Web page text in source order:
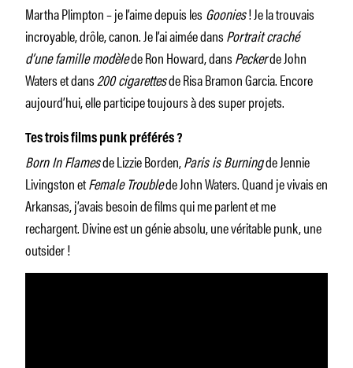
Martha Plimpton – je l’aime depuis lesGoonies! Je la trouvais
incroyable, drôle, canon. Je l’ai aimée dansPortrait craché
d’une famille modèlede Ron Howard, dansPeckerde John
Waters et dans200 cigarettesde Risa Bramon Garcia. Encore
aujourd’hui, elle participe toujours à des super projets.
Tes trois films punk préférés ?
Born In Flamesde Lizzie Borden,Paris is Burningde Jennie
Livingston etFemale Troublede John Waters. Quand je vivais en
Arkansas, j’avais besoin de films qui me parlent et me
rechargent. Divine est un génie absolu, une véritable punk, une
outsider !